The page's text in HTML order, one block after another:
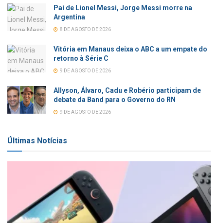
Pai de Lionel Messi, Jorge Messi morre na
Argentina
8 DE AGOSTO DE 2026
Vitória em Manaus deixa o ABC a um empate do
retorno à Série C
9 DE AGOSTO DE 2026
Allyson, Álvaro, Cadu e Robério participam de
debate da Band para o Governo do RN
9 DE AGOSTO DE 2026
Últimas Notícias